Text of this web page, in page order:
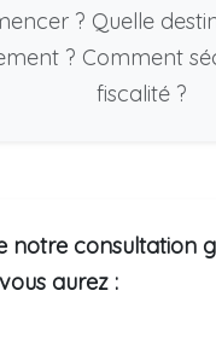
? Quelle
? Comment
fiscalité ?
notre consultation
aurez :